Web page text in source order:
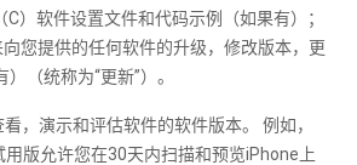
C）软件设置文件和代码示例（如果有）；
向您提供的任何软件的升级，修改版本，更
（统称为“更新”）。
，演示和评估软件的软件版本。 例如，
用版允许您在30天内扫描和预览iPhone上